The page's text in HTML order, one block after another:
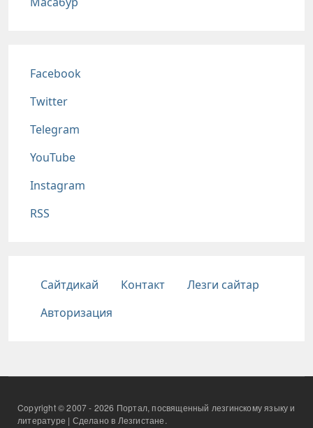
Соц сети
Facebook
Twitter
Telegram
YouTube
Instagram
RSS
Подвал
Сайтдикай Контакт
Лезги сайтар
Авторизация
Copyright © 2007 - 2026 Портал, посвященный лезгинскому языку и
литературе | Сделано в Лезгистане.